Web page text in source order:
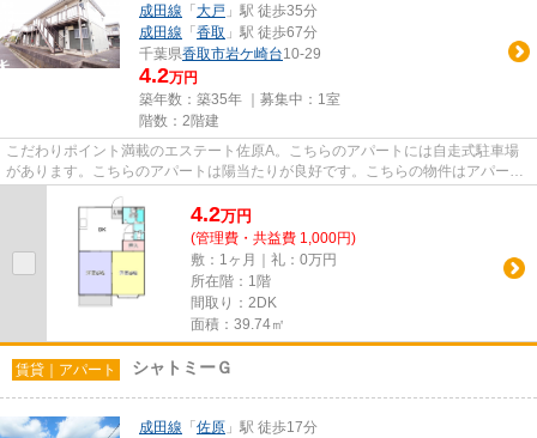
成田線 「 大戸 」駅 徒歩35分
成田線 「 香取 」駅 徒歩67分
千葉県香取市岩ケ崎台10-29
4.2万円
築年数：築35年 ｜募集中： 1室
階数：2階建
こだわりポイント満載のエステート佐原A。こちらのアパートには自走式駐車場
があります。こちらのアパートは陽当たりが良好です。こちらの物件はアパート
4.2万円
(管理費・共益費 1,000円)
敷：1ヶ月｜礼：0万円
所在階：1階
間取り：2DK
面積：39.74㎡
賃貸｜アパート シャトミーＧ
成田線 「 佐原 」駅 徒歩17分